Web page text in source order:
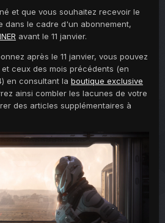
et que vous souhaitez recevoir le
dans le cadre d'un abonnement,
avant le 11 janvier.
après le 11 janvier, vous pouvez
ceux des mois précédents (en
en consultant la boutique exclusive
ainsi combler les lacunes de votre
des articles supplémentaires à